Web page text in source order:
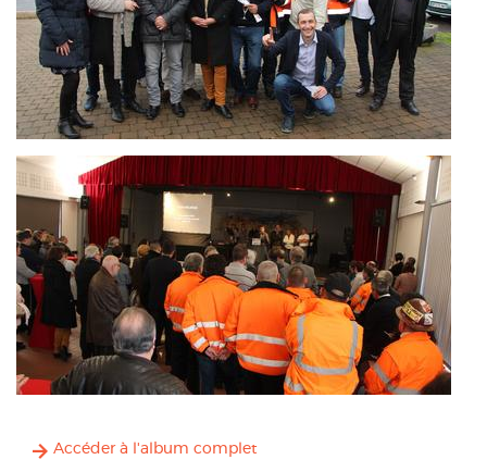
Accéder à l'album complet